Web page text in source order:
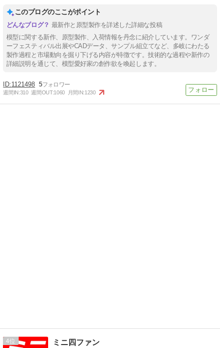
このブログのここがポイント
最新作と原型製作を詳述した詳細な投稿
模型に関する新作、原型製作、入荷情報を丹念に紹介しています。ワンダ
ーフェスティバル出展やCADデータ、サンプル組立てなど、多岐にわたる
製作過程と市場動向を掘り下げる内容が特徴です。技術的な過程や新作の
詳細説明を通じて、模型愛好家の創作欲を喚起します。
1121498 5
週間IN:310 週間OUT:1060 月間IN:1230
4 ミニ四ファン